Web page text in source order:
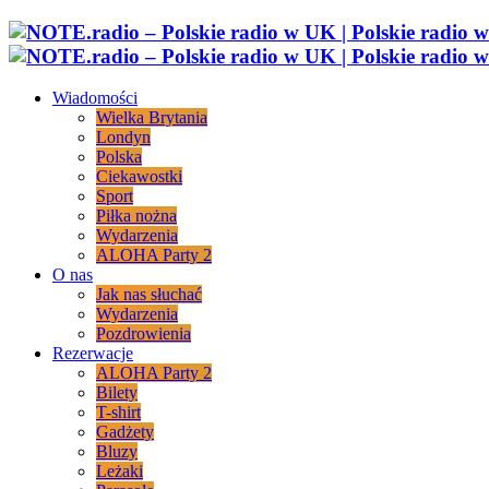
Wiadomości
Wielka Brytania
Londyn
Polska
Ciekawostki
Sport
Piłka nożna
Wydarzenia
ALOHA Party 2
O nas
Jak nas słuchać
Wydarzenia
Pozdrowienia
Rezerwacje
ALOHA Party 2
Bilety
T-shirt
Gadżety
Bluzy
Leżaki